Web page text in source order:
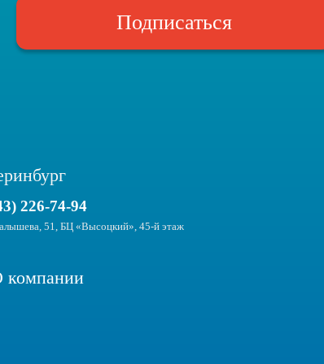
Подписаться
226-74-94
51, БЦ «Высоцкий», 45-й этаж
компании